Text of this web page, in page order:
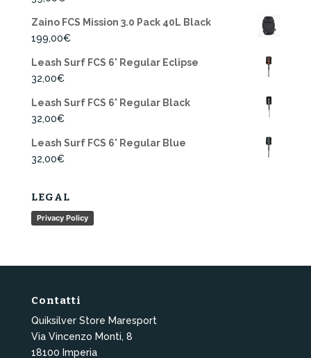
Zaino FCS Mission 3.0 Pack 40L Black
199,00€
Leash Surf FCS 6' Regular Eclipse
32,00€
Leash Surf FCS 6' Regular Black
32,00€
Leash Surf FCS 6' Regular Blue
32,00€
LEGAL
Privacy Policy
Contatti
Quiksilver Store Maresport
Via Vincenzo Monti, 8
18100 Imperia